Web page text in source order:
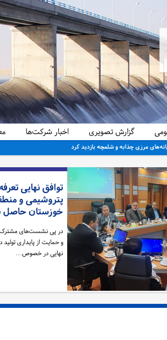
گزارش تصویری اخبار شرکت‌ها
مرزی چذابه و شلمچه بازدید کرد
توافق نهایی
پتروشیمی و
خوزستان
در پی نشست‌های مشترک
و حمایت از پایداری
نهایی در خصوص…